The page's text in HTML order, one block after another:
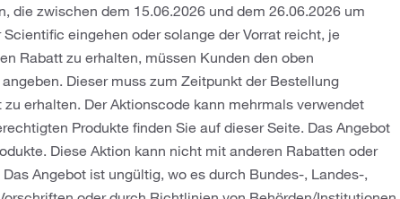
die zwischen dem 15.06.2026 und dem 26.06.2026 um
eingehen oder solange der Vorrat reicht, je
Rabatt zu erhalten, müssen Kunden den oben
Dieser muss zum Zeitpunkt der Bestellung
erhalten. Der Aktionscode kann mehrmals verwendet
Produkte finden Sie auf dieser Seite. Das Angebot
Diese Aktion kann nicht mit anderen Rabatten oder
Angebot ist ungültig, wo es durch Bundes-, Landes-,